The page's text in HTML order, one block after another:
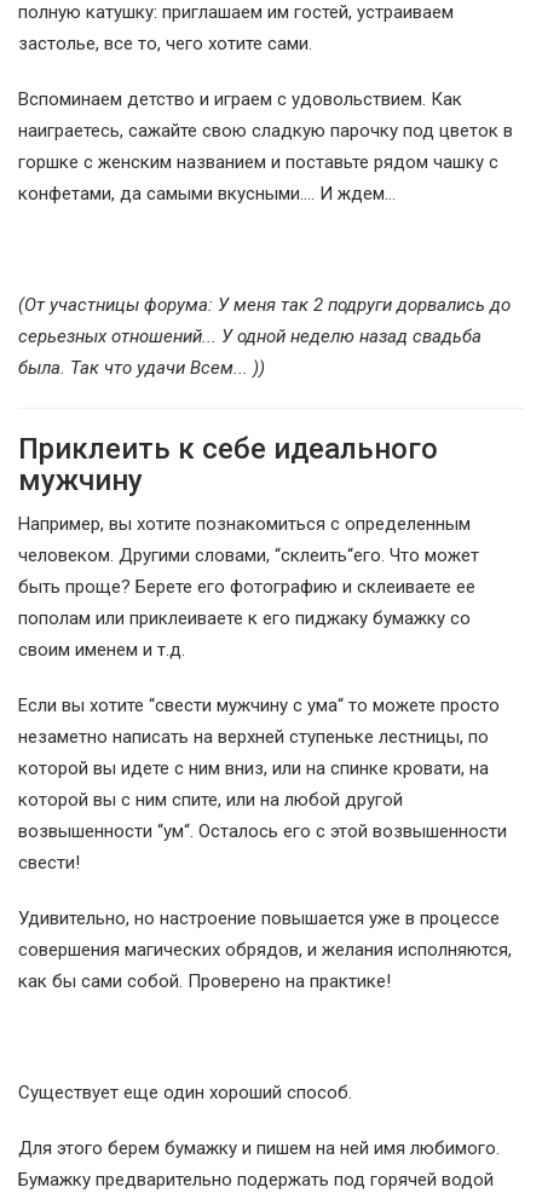
полную катушку: приглашаем им гостей, устраиваем
застолье, все то, чего хотите сами.
Вспоминаем детство и играем с удовольствием. Как
наиграетесь, сажайте свою сладкую парочку под цветок в
горшке с женским названием и поставьте рядом чашку с
конфетами, да самыми вкусными.... И ждем...
(От участницы форума: У меня так 2 подруги дорвались до
серьезных отношений... У одной неделю назад свадьба
была. Так что удачи Всем... ))
Приклеить к себе идеального
мужчину
Например, вы хотите познакомиться с определенным
человеком. Другими словами, “склеить“его. Что может
быть проще? Берете его фотографию и склеиваете ее
пополам или приклеиваете к его пиджаку бумажку со
своим именем и т.д.
Если вы хотите “свести мужчину с ума“ то можете просто
незаметно написать на верхней ступеньке лестницы, по
которой вы идете с ним вниз, или на спинке кровати, на
которой вы с ним спите, или на любой другой
возвышенности “ум“. Осталось его с этой возвышенности
свести!
Удивительно, но настроение повышается уже в процессе
совершения магических обрядов, и желания исполняются,
как бы сами собой. Проверено на практике!
Существует еще один хороший способ.
Для этого берем бумажку и пишем на ней имя любимого.
Бумажку предварительно подержать под горячей водой